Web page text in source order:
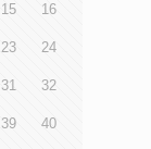
15 16
23 24
31 32
39 40